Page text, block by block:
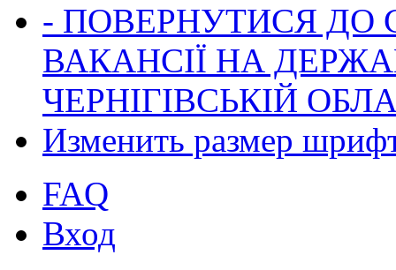
- ПОВЕРНУТИСЯ ДО
ВАКАНСІЇ НА
ЧЕРНІГІВСЬКІЙ
Изменить размер
FAQ
Вход